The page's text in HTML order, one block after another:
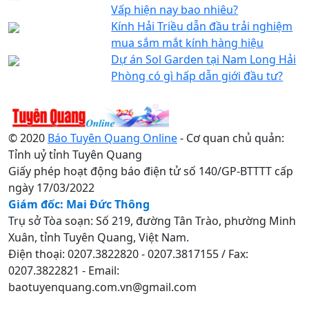
Vấp hiện nay bao nhiêu?
Kính Hải Triều dẫn đầu trải nghiệm
mua sắm mắt kính hàng hiệu
Dự án Sol Garden tại Nam Long Hải
Phòng có gì hấp dẫn giới đầu tư?
© 2020 Báo Tuyên Quang Online- Cơ quan chủ quản:
Tỉnh uỷ tỉnh Tuyên Quang
Giấy phép hoạt động báo điện tử số 140/GP-BTTTT cấp
ngày 17/03/2022
Giám đốc: Mai Đức Thông
Trụ sở Tòa soạn: Số 219, đường Tân Trào, phường Minh
Xuân, tỉnh Tuyên Quang, Việt Nam.
Điện thoại: 0207.3822820 - 0207.3817155 / Fax:
0207.3822821 - Email:
baotuyenquang.com.vn@gmail.com